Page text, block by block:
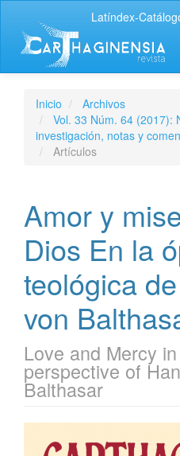
Latíndex-
Inicio
Archivos
Vol. 33 Núm. 64 (2017):
investigación, notas y
Artículos
Amor y
Dios En la
teológica
von
Love and Mercy
perspective of
Balthasar